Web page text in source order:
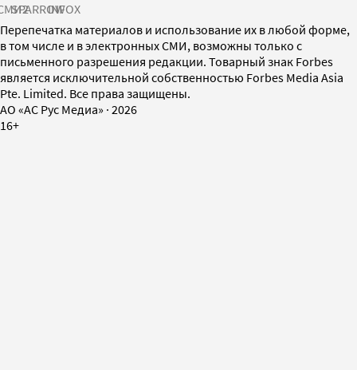
SPARROWINFOX
Перепечатка материалов и использование их в любой форме,
в том числе и в электронных СМИ, возможны только с
письменного разрешения редакции. Товарный знак Forbes
является исключительной собственностью Forbes Media Asia
Pte. Limited. Все права защищены.
AO «АС Рус Медиа» · 2026
16+